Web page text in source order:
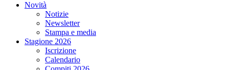
Novità
Notizie
Newsletter
Stampa e media
Stagione 2026
Iscrizione
Calendario